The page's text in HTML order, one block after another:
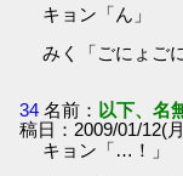
キョン「ん」
みく「ごにょご
34 名前： 以下、名
稿日：2009/01/12(
キョン「…！」